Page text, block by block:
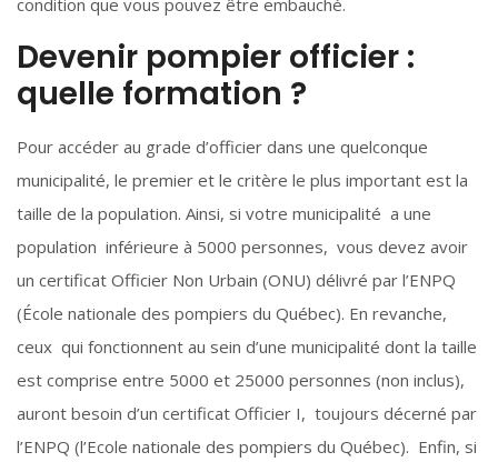
condition que vous pouvez être embauché.
Devenir pompier officier :
quelle formation ?
Pour accéder au grade d’officier dans une quelconque
municipalité, le premier et le critère le plus important est la
taille de la population. Ainsi, si votre municipalité a une
population inférieure à 5000 personnes, vous devez avoir
un certificat Officier Non Urbain (ONU) délivré par l’ENPQ
(École nationale des pompiers du Québec). En revanche,
ceux qui fonctionnent au sein d’une municipalité dont la taille
est comprise entre 5000 et 25000 personnes (non inclus),
auront besoin d’un certificat Officier I, toujours décerné par
l’ENPQ (l’Ecole nationale des pompiers du Québec). Enfin, si